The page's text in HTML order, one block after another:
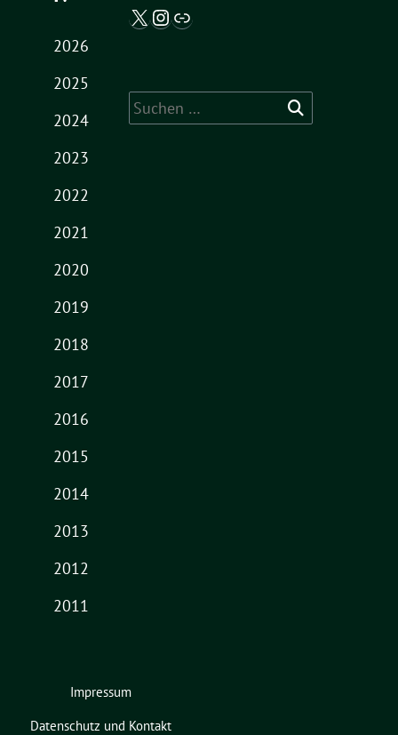
2026
2025
2024
2023
2022
2021
2020
2019
2018
2017
2016
2015
2014
2013
2012
2011
X / Twitter
Instagram
Abgeordnetenwatch
Suche
nach:
Impressum
Datenschutz und Kontakt